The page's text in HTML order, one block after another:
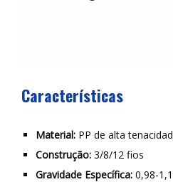
Características
Material: PP de alta
Construção: 3/8/12 fios
Gravidade Específica: 0,98-